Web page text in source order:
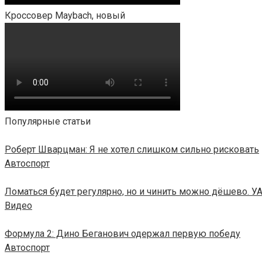
Кроссовер Maybach, новый
Популярные статьи
Роберт Шварцман: Я не хотел слишком сильно рисковать
Автоспорт
Ломаться будет регулярно, но и чинить можно дёшево.
Видео
Формула 2: Дино Беганович одержал первую победу
Автоспорт